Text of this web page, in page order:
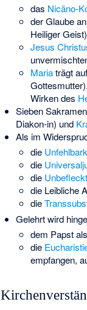
das Nicäno-
der Glaube
Heiliger
Jesus
Mariaträgt
Wirken des
Sieben
Diakon-in) und
Als im
die
die
die
die Leibliche
die
Gelehrt wird
dem Papst als
die
empfangen,